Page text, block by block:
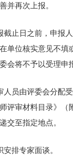
并再次上报。
止日之前，申报人
单位核实意见不填
会将不予以受理申
员由评委会分配受
评审材料目录》（
交至指定地点。
排专家面谈。